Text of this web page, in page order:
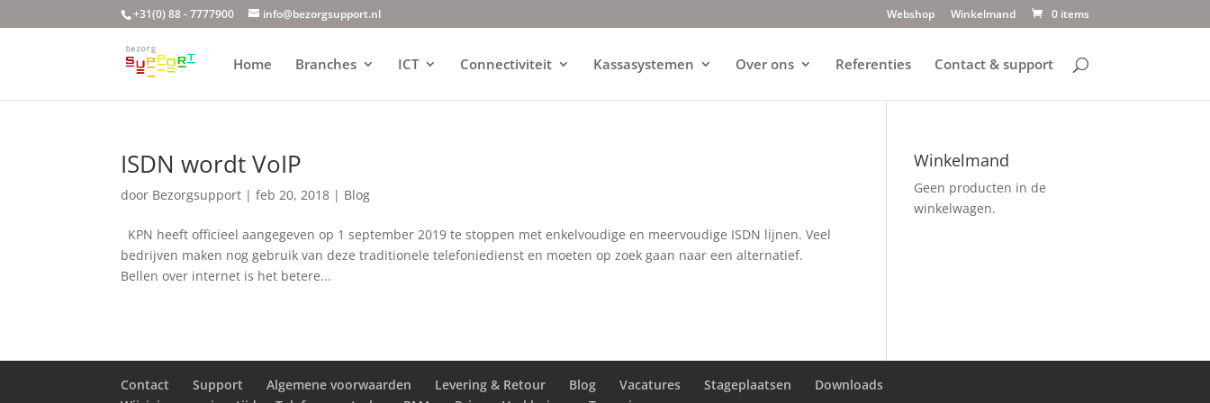
+31(0) 88 - 7777900 info@bezorgsupport.nl Webshop Winkelmand 0 items
Home Branches ICT Connectiviteit Kassasystemen Over ons Referenties Contact & support
ISDN wordt VoIP
door Bezorgsupport |feb 20, 2018 | Blog
KPN heeft officieel aangegeven op 1 september 2019 te stoppen met enkelvoudige en meervoudige ISDN lijnen. Veel
bedrijven maken nog gebruik van deze traditionele telefoniedienst en moeten op zoek gaan naar een alternatief.
Bellen over internet is het betere...
Winkelmand
Geen producten in de
winkelwagen.
Contact Support Algemene voorwaarden Levering & Retour Blog Vacatures Stageplaatsen
Downloads